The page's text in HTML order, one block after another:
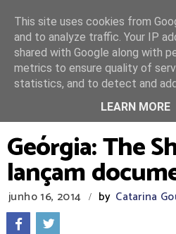
TRENDING
Geórgia: The
lançam
junho 16, 2014 / by Catarina
This site uses cookies from
and to analyze traffic. Your IP
shared with Google along with
metrics to ensure quality of
statistics, and to detect and
LEARN MORE